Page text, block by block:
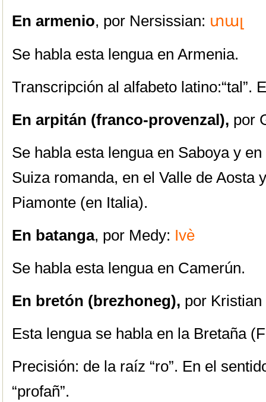
En armenio, por Nersissian: տալ
Se habla esta lengua en Armenia.
Transcripción al alfabeto latino:“tal”.
En arpitán (franco-provenzal), por
Se habla esta lengua en Saboya y
Suiza romanda, en el Valle de Aosta
Piamonte (en Italia).
En batanga, por Medy: Ivè
Se habla esta lengua en Camerún.
En bretón (brezhoneg), por
Esta lengua se habla en la Bretaña
Precisión: de la raíz “ro”. En el
“profañ”.